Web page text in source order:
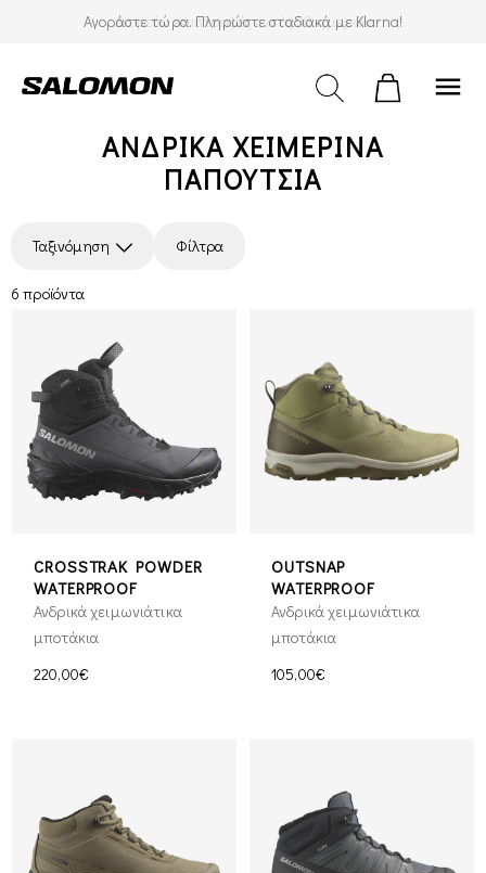
Δωρεάν επιστροφές εντός 30 ημερών
Αγοράστε τώρα. Πληρώστε σταδιακά με Klarna!
menu
ΑΝΔΡΙΚΆ ΧΕΙΜΕΡΙΝΑ
ΠΑΠΟΥΤΣΙΑ
Ταξινόμηση Φίλτρα
6 προϊόντα
CROSSTRAK POWDER
WATERPROOF
Ανδρικά χειμωνιάτικα
μποτάκια
220,00€
OUTSNAP
WATERPROOF
Ανδρικά χειμωνιάτικα
μποτάκια
105,00€